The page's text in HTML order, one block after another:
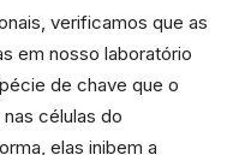
verificamos que as
em nosso laboratório
de chave que o
células do
elas inibem a